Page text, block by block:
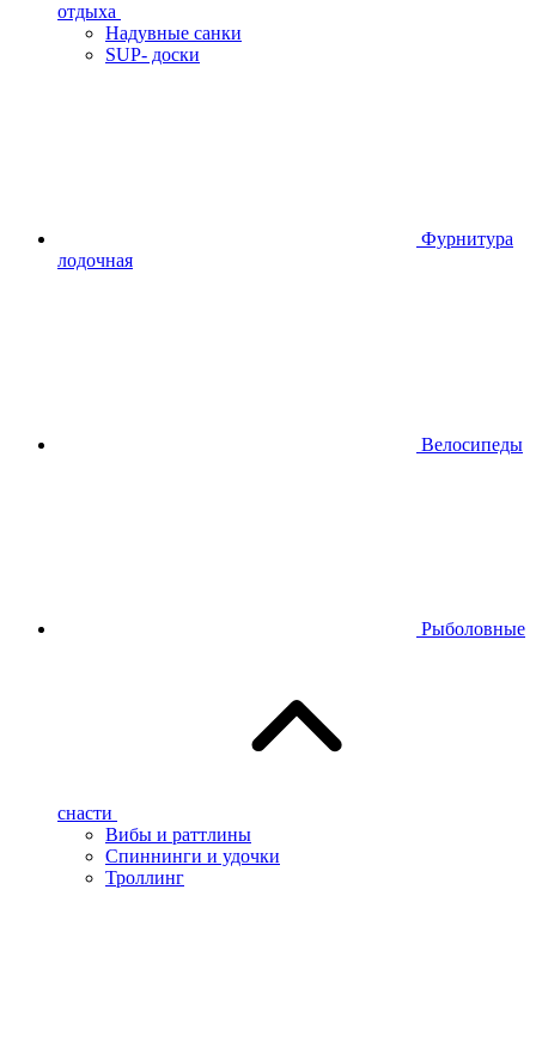
отдыха
Надувные санки
SUP- доски
Фурнитура
лодочная
Велосипеды
Рыболовные
снасти
Вибы и раттлины
Спиннинги и удочки
Троллинг